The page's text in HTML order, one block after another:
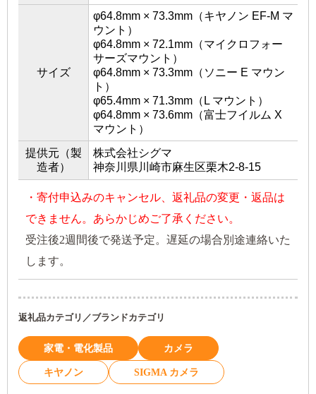
サイズ
φ64.8mm × 73.3mm（キヤノン EF-M マ
ウント）
φ64.8mm × 72.1mm（マイクロフォー
サーズマウント）
φ64.8mm × 73.3mm（ソニー E マウン
ト）
φ65.4mm × 71.3mm（L マウント）
φ64.8mm × 73.6mm（富士フイルム X
マウント）
提供元（製
造者）
株式会社シグマ
神奈川県川崎市麻生区栗木2-8-15
・寄付申込みのキャンセル、返礼品の変更・返品は
できません。あらかじめご了承ください。
受注後2週間後で発送予定。遅延の場合別途連絡いた
します。
返礼品カテゴリ／ブランドカテゴリ
家電・電化製品 カメラ
キヤノン SIGMA カメラ